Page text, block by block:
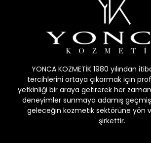
YONCA KOZMETİK 1980 yılından
tercihlerini ortaya çıkarmak için
yetkinliği bir araya getirerek her
deneyimler sunmaya adamış
geleceğin kozmetik sektörüne yön
şirkettir.